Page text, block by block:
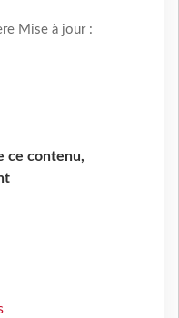
Mise à jour :
ce contenu,